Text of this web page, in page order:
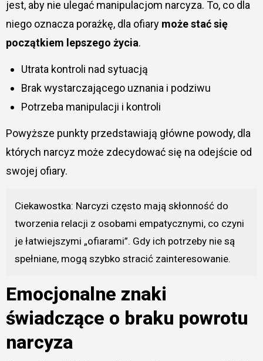
jest, aby nie ulegać manipulacjom narcyza. To, co dla
niego oznacza porażkę, dla ofiary może stać się
początkiem lepszego życia.
Utrata kontroli nad sytuacją
Brak wystarczającego uznania i podziwu
Potrzeba manipulacji i kontroli
Powyższe punkty przedstawiają główne powody, dla
których narcyz może zdecydować się na odejście od
swojej ofiary.
Ciekawostka: Narcyzi często mają skłonność do
tworzenia relacji z osobami empatycznymi, co czyni
je łatwiejszymi „ofiarami”. Gdy ich potrzeby nie są
spełniane, mogą szybko stracić zainteresowanie.
Emocjonalne znaki
świadczące o braku powrotu
narcyza